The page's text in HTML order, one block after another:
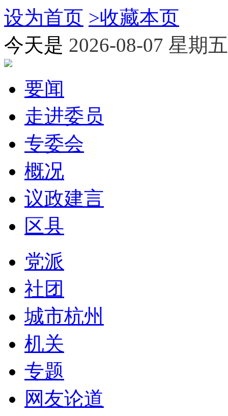
设为首页 >收藏本页
今天是 2026-08-07 星期五
要闻
走进委员
专委会
概况
议政建言
区县
党派
社团
城市杭州
机关
专题
网友论道